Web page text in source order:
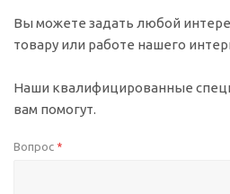
Вы можете задать любой
товару или работе нашего
Наши квалифицированные
вам помогут.
Вопрос *